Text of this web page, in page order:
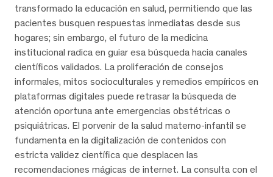
transformado la educación en salud, permitiendo que las
pacientes busquen respuestas inmediatas desde sus
hogares; sin embargo, el futuro de la medicina
institucional radica en guiar esa búsqueda hacia canales
científicos validados. La proliferación de consejos
informales, mitos socioculturales y remedios empíricos en
plataformas digitales puede retrasar la búsqueda de
atención oportuna ante emergencias obstétricas o
psiquiátricas. El porvenir de la salud materno-infantil se
fundamenta en la digitalización de contenidos con
estricta validez científica que desplacen las
recomendaciones mágicas de internet. La consulta con el